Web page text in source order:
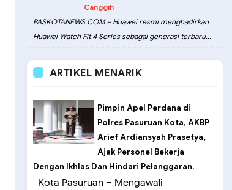
Canggih
PASKOTANEWS.COM – Huawei resmi menghadirkan
Huawei Watch Fit 4 Series sebagai generasi terbaru...
ARTIKEL MENARIK
Pimpin Apel Perdana di
Polres Pasuruan Kota, AKBP
Arief Ardiansyah Prasetya,
Ajak Personel Bekerja
Dengan Ikhlas Dan Hindari Pelanggaran.
Kota Pasuruan – Mengawali